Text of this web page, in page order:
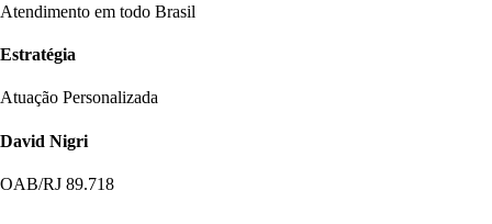
Atendimento em todo Brasil
Estratégia
Atuação Personalizada
David Nigri
OAB/RJ 89.718